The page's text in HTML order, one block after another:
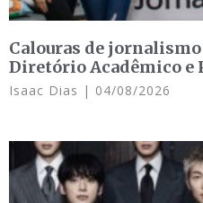
Calouras de
Diretório Acadêmico e
Isaac Dias 04/08/2026